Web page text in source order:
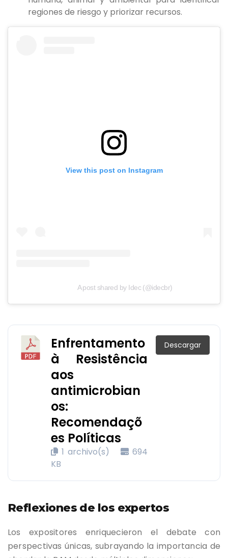
regiones de riesgo y priorizar recursos.
View this post on Instagram
A post shared by Idec (@idecbr)
Enfrentamento
à Resistência
aos
antimicrobian
os:
Recomendaçõ
es Políticas
1 archivo(s)
694
KB
Descargar
Reflexiones de los expertos
Los expositores enriquecieron el debate con
perspectivas únicas, subrayando la importancia de